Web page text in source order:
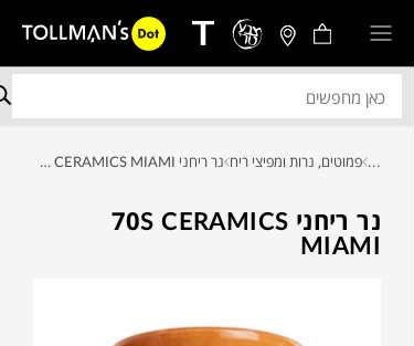
... פמוטים, נרות ומפיצי ריח נר ריחני 70S CERAMICS MIAMI
נר ריחני 70S CERAMICS
MIAMI